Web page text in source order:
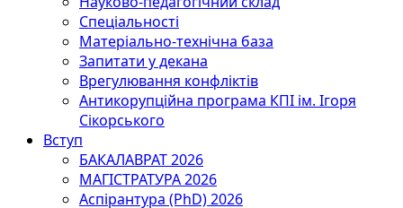
Спеціальності
Матеріально-технічна база
Запитати у декана
Врегулювання конфліктів
Антикорупційна програма КПІ ім. Ігоря
Сікорського
Вступ
БАКАЛАВРАТ 2026
МАГІСТРАТУРА 2026
Аспірантура (PhD) 2026